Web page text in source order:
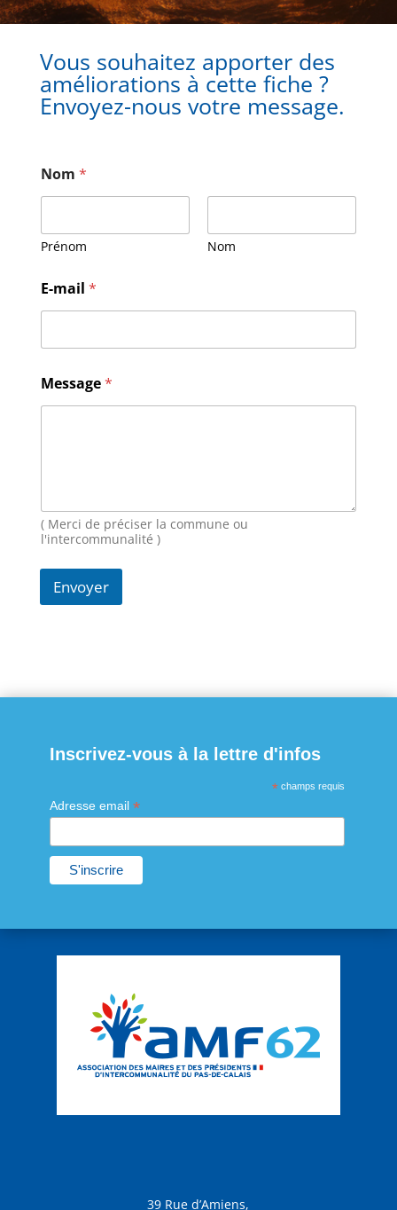
Vous souhaitez apporter des
améliorations à cette fiche ?
Envoyez-nous votre message.
Nom *
Prénom Nom
E-mail *
-
m
s
a
e
o
Message*
( Merci de préciser la commune ou
l'intercommunalité )
Envoyer
Inscrivez-vous à la lettre d'infos
* champs requis
Adresse email *
39 Rue d’Amiens,